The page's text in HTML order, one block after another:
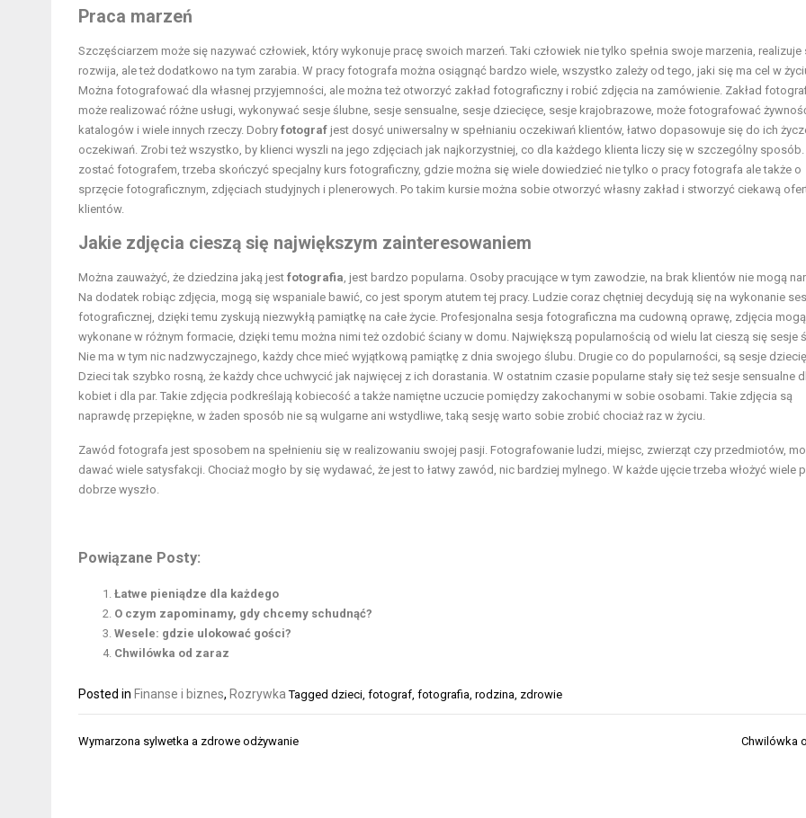
Praca marzeń
Szczęściarzem może się nazywać człowiek, który wykonuje pracę swoich marzeń. Taki człowiek nie tylko spełnia swoje marzenia, realizuje
rozwija, ale też dodatkowo na tym zarabia. W pracy fotografa można osiągnąć bardzo wiele, wszystko zależy od tego, jaki się ma cel w
Można fotografować dla własnej przyjemności, ale można też otworzyć zakład fotograficzny i robić zdjęcia na zamówienie. Zakład
może realizować różne usługi, wykonywać sesje ślubne, sesje sensualne, sesje dziecięce, sesje krajobrazowe, może fotografować
katalogów i wiele innych rzeczy. Dobry fotograf jest dosyć uniwersalny w spełnianiu oczekiwań klientów, łatwo dopasowuje się do ich
oczekiwań. Zrobi też wszystko, by klienci wyszli na jego zdjęciach jak najkorzystniej, co dla każdego klienta liczy się w szczególny
zostać fotografem, trzeba skończyć specjalny kurs fotograficzny, gdzie można się wiele dowiedzieć nie tylko o pracy fotografa ale także o
sprzęcie fotograficznym, zdjęciach studyjnych i plenerowych. Po takim kursie można sobie otworzyć własny zakład i stworzyć ciekawą
klientów.
Jakie zdjęcia cieszą się największym zainteresowaniem
Można zauważyć, że dziedzina jaką jest fotografia , jest bardzo popularna. Osoby pracujące w tym zawodzie, na brak klientów nie mogą
Na dodatek robiąc zdjęcia, mogą się wspaniale bawić, co jest sporym atutem tej pracy. Ludzie coraz chętniej decydują się na wykonanie
fotograficznej, dzięki temu zyskują niezwykłą pamiątkę na całe życie. Profesjonalna sesja fotograficzna ma cudowną oprawę, zdjęcia
wykonane w różnym formacie, dzięki temu można nimi też ozdobić ściany w domu. Największą popularnością od wielu lat cieszą się sesje
Nie ma w tym nic nadzwyczajnego, każdy chce mieć wyjątkową pamiątkę z dnia swojego ślubu. Drugie co do popularności, są sesje
Dzieci tak szybko rosną, że każdy chce uchwycić jak najwięcej z ich dorastania. W ostatnim czasie popularne stały się też sesje sensualne
kobiet i dla par. Takie zdjęcia podkreślają kobiecość a także namiętne uczucie pomiędzy zakochanymi w sobie osobami. Takie zdjęcia są
naprawdę przepiękne, w żaden sposób nie są wulgarne ani wstydliwe, taką sesję warto sobie zrobić chociaż raz w życiu.
Zawód fotografa jest sposobem na spełnieniu się w realizowaniu swojej pasji. Fotografowanie ludzi, miejsc, zwierząt czy przedmiotów,
dawać wiele satysfakcji. Chociaż mogło by się wydawać, że jest to łatwy zawód, nic bardziej mylnego. W każde ujęcie trzeba włożyć wiele
dobrze wyszło.
Powiązane Posty:
Łatwe pieniądze dla każdego
O czym zapominamy, gdy chcemy schudnąć?
Wesele: gdzie ulokować gości?
Chwilówka od zaraz
Posted in Finanse i biznes, Rozrywka Tagged dzieci fotograf fotografia rodzina zdrowie
Nawigacja
Wymarzona sylwetka a zdrowe odżywanie Chwilówka